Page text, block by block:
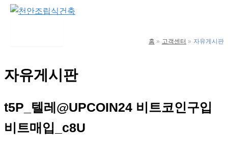
콘
너
기
홈 고객센터 자유게시판
자유게시판
t5P_텔레@UPCOIN24 비트코인구입
비트매입_c8U